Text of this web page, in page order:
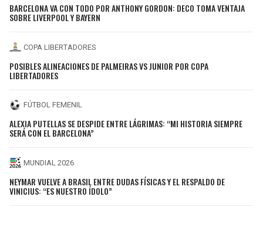
BARCELONA VA CON TODO POR ANTHONY GORDON: DECO TOMA VENTAJA
SOBRE LIVERPOOL Y BAYERN
COPA LIBERTADORES
POSIBLES ALINEACIONES DE PALMEIRAS VS JUNIOR POR COPA
LIBERTADORES
FÚTBOL FEMENIL
ALEXIA PUTELLAS SE DESPIDE ENTRE LÁGRIMAS: “MI HISTORIA SIEMPRE
SERÁ CON EL BARCELONA”
MUNDIAL 2026
NEYMAR VUELVE A BRASIL ENTRE DUDAS FÍSICAS Y EL RESPALDO DE
VINICIUS: “ES NUESTRO ÍDOLO”